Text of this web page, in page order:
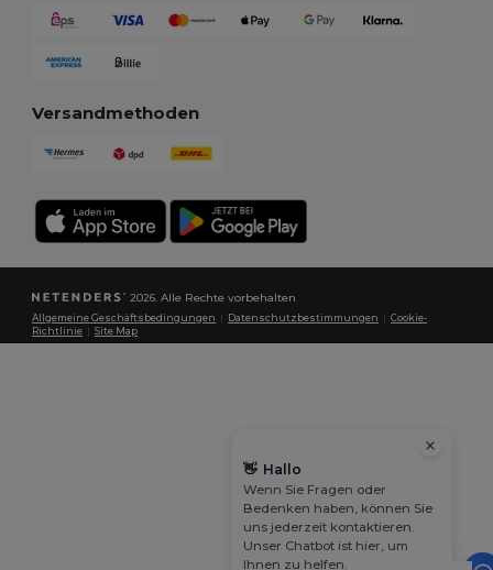
Versandmethoden
2026. Alle Rechte vorbehalten
Allgemeine Geschäftsbedingungen Datenschutzbestimmungen |Cookie-
Richtlinie |Site Map
👋 Hallo
Wenn Sie Fragen oder
Bedenken haben, können Sie
uns jederzeit kontaktieren.
Unser Chatbot ist hier, um
Ihnen zu helfen.